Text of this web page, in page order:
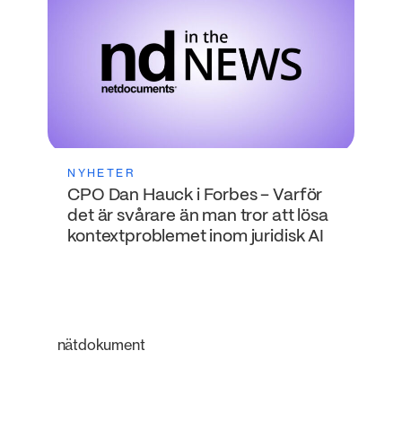
NYHETER
CPO Dan Hauck i Forbes – Varför
det är svårare än man tror att lösa
kontextproblemet inom juridisk AI
nätdokument